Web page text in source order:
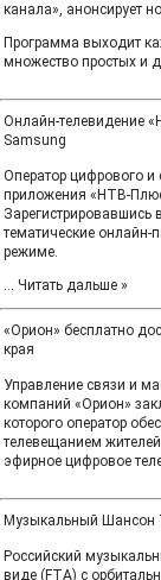
канала», анонсирует
Программа выходит
множество простых и
Онлайн-телевидение
Samsung
Оператор цифрового и
приложения «НТВ-
тематические онлайн-
режиме.
... Читать дальше »
«Орион» бесплатно
края
Управление связи и
компаний «Орион»
которого оператор
телевещанием
эфирное цифровое
Музыкальный Шансон
Российский
виде (FTA) с